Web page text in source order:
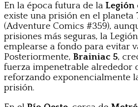
En la época futura de la Legión
existe una prisión en el planeta
(Adventure Comics #359),
prisiones más seguras, la
emplearse a fondo para evitar
Posteriormente, Brainiac 5,
fuerza impenetrable alrededor
reforzando exponencialmente
prisión.